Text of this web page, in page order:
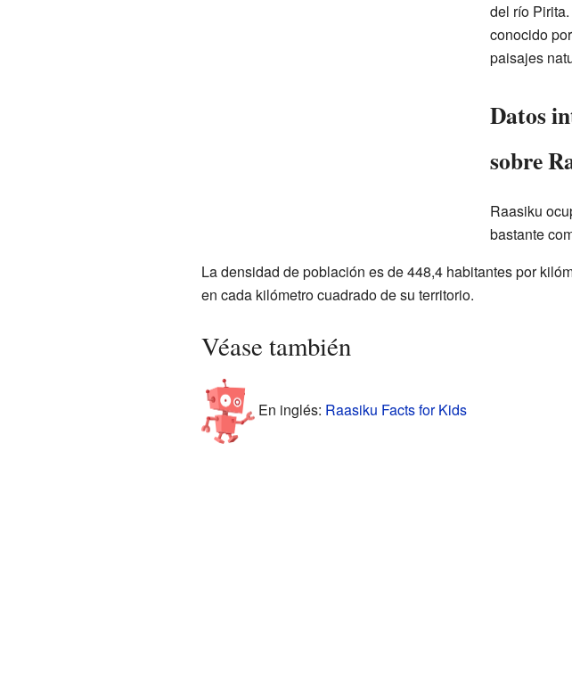
del río
conocido
paisajes
Datos
sobre
Raasiku
bastante
La densidad de población es de 448,4 habitantes por
en cada kilómetro cuadrado de su territorio.
Véase también
En inglés: Raasiku Facts for Kids